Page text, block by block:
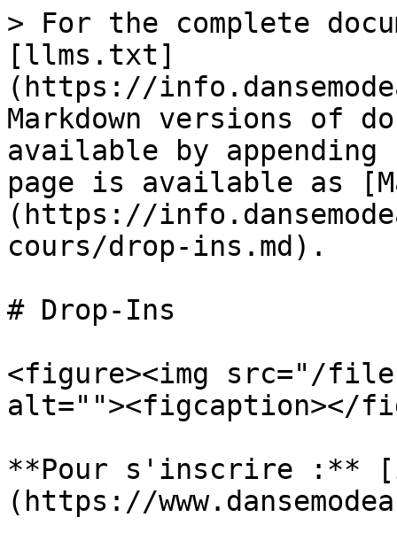
> For the complete
[llms.txt]
(https://
Markdown versions of
available by
page is available as
(https://
cours/drop-ins.md).
# Drop-Ins
<figure><img src="/files/
alt=""><figcaption></
**Pour s'inscrire :**
(https://